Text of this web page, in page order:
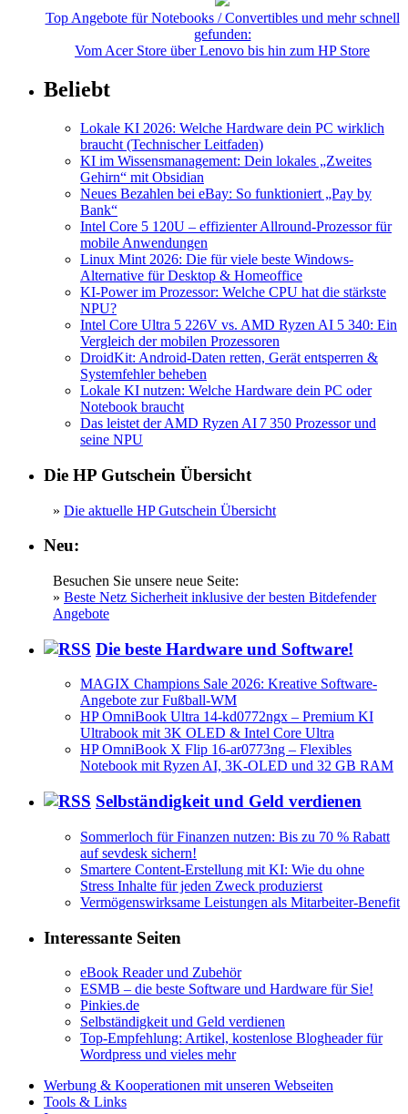
Top Angebote für Notebooks / Convertibles und mehr schnell
gefunden:
Vom Acer Store über Lenovo bis hin zum HP Store
Beliebt
Lokale KI 2026: Welche Hardware dein PC wirklich
braucht (Technischer Leitfaden)
KI im Wissensmanagement: Dein lokales „Zweites
Gehirn“ mit Obsidian
Neues Bezahlen bei eBay: So funktioniert „Pay by
Bank“
Intel Core 5 120U – effizienter Allround-Prozessor für
mobile Anwendungen
Linux Mint 2026: Die für viele beste Windows-
Alternative für Desktop & Homeoffice
KI-Power im Prozessor: Welche CPU hat die stärkste
NPU?
Intel Core Ultra 5 226V vs. AMD Ryzen AI 5 340: Ein
Vergleich der mobilen Prozessoren
DroidKit: Android-Daten retten, Gerät entsperren &
Systemfehler beheben
Lokale KI nutzen: Welche Hardware dein PC oder
Notebook braucht
Das leistet der AMD Ryzen AI 7 350 Prozessor und
seine NPU
Die HP Gutschein Übersicht
» Die aktuelle HP Gutschein Übersicht
Neu:
Besuchen Sie unsere neue Seite:
» Beste Netz Sicherheit inklusive der besten Bitdefender
Angebote
Die beste Hardware und Software!
MAGIX Champions Sale 2026: Kreative Software-
Angebote zur Fußball-WM
HP OmniBook Ultra 14-kd0772ngx – Premium KI
Ultrabook mit 3K OLED & Intel Core Ultra
HP OmniBook X Flip 16-ar0773ng – Flexibles
Notebook mit Ryzen AI, 3K-OLED und 32 GB RAM
Selbständigkeit und Geld verdienen
Sommerloch für Finanzen nutzen: Bis zu 70 % Rabatt
auf sevdesk sichern!
Smartere Content-Erstellung mit KI: Wie du ohne
Stress Inhalte für jeden Zweck produzierst
Vermögenswirksame Leistungen als Mitarbeiter-Benefit
Interessante Seiten
eBook Reader und Zubehör
ESMB – die beste Software und Hardware für Sie!
Pinkies.de
Selbständigkeit und Geld verdienen
Top-Empfehlung: Artikel, kostenlose Blogheader für
Wordpress und vieles mehr
Werbung & Kooperationen mit unseren Webseiten
Tools & Links